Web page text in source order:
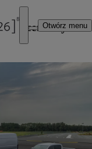
Otwórz menu
procentowy